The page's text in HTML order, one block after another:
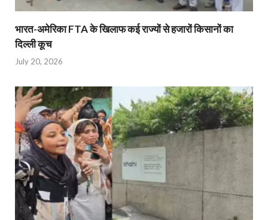
भारत-अमेरिका FTA के खिलाफ कई राज्यों से हजारों किसानों का
दिल्ली कूच
July 20, 2026